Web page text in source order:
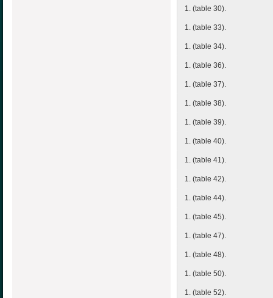
1. (table 30).
1. (table 33).
1. (table 34).
1. (table 36).
1. (table 37).
1. (table 38).
1. (table 39).
1. (table 40).
1. (table 41).
1. (table 42).
1. (table 44).
1. (table 45).
1. (table 47).
1. (table 48).
1. (table 50).
1. (table 52).